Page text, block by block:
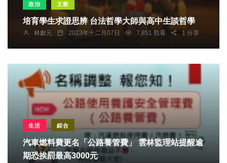
政治 文教
培育學生求證思辨 台法哲學大師與高中生談哲學
林獻元 2023年十二月07日 7,851 觀看 1 分享
生活 綜合
汽車燃料費更名「公路養管費」 雲林監理站提醒逾
期恐挨罰最高3000元